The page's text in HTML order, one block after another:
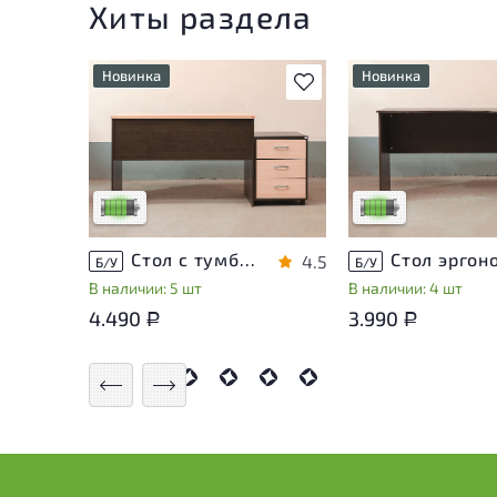
Хиты раздела
В избранное
Новинка
незначительные следы
эксплуатации, не влияющие
Низкая степень износа
Б/У Стол с тумбой ЛДСП Венге
В наличии: 5 шт
4.5
4.490 Р
Новинка
У товара
незначительные
эксплуатации, не
на удобство его
использования
Низкая степень
Б/У
В наличии: 4 шт
3.990 Р